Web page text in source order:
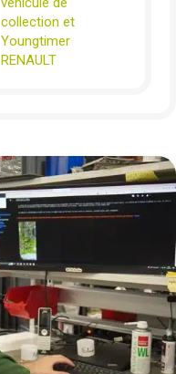
collection et
Youngtimer
RENAULT